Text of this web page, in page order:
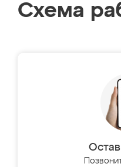
Схема